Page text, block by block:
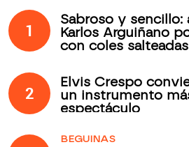
1
Sabroso y sencillo:
Karlos Arguiñano
con coles salteadas
2
Elvis Crespo
un instrumento
espectáculo
BEGUINAS